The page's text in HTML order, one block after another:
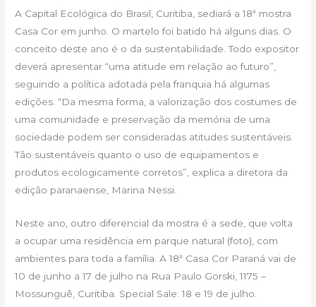
A Capital Ecológica do Brasil, Curitiba, sediará a 18ª mostra
Casa Cor em junho. O martelo foi batido há alguns dias. O
conceito deste ano é o da sustentabilidade. Todo expositor
deverá apresentar “uma atitude em relação ao futuro”,
seguindo a política adotada pela franquia há algumas
edições. “Da mesma forma, a valorização dos costumes de
uma comunidade e preservação da memória de uma
sociedade podem ser consideradas atitudes sustentáveis.
Tão sustentáveis quanto o uso de equipamentos e
produtos ecologicamente corretos”, explica a diretora da
edição paranaense, Marina Nessi.
Neste ano, outro diferencial da mostra é a sede, que volta
a ocupar uma residência em parque natural (foto), com
ambientes para toda a família. A 18ª Casa Cor Paraná vai de
10 de junho a 17 de julho na Rua Paulo Gorski, 1175 –
Mossunguê, Curitiba. Special Sale: 18 e 19 de julho.